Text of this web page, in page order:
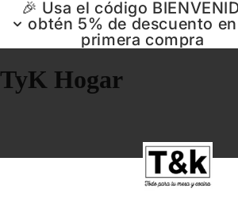
🎉 Usa el código
obtén 5% de descuento
primera compra
TyK Hogar